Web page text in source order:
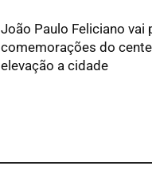
João Paulo Feliciano vai
comemorações do
elevação a cidade